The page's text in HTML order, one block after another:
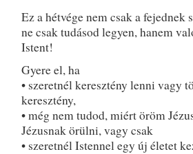
Ez a hétvége nem csak a fejednek
ne csak tudásod legyen, hanem
Istent!
Gyere el, ha
• szeretnél keresztény lenni vagy
keresztény,
• még nem tudod, miért öröm
Jézusnak örülni, vagy csak
• szeretnél Istennel egy új életet